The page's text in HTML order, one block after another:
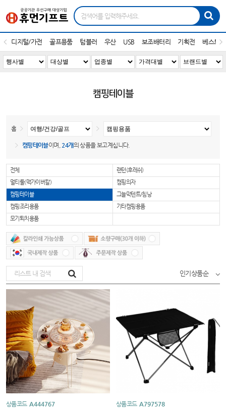
디지털/가전 골프용품 텀블러 우산 USB 보조배터리 기획전 베스트
캠핑테이블
홈
캠핑테이블이며, 24개의 상품을 보고계십니다.
전체
랜턴(후레쉬)
멀티툴(맥가이버칼)
캠핑의자
캠핑테이블
그늘막텐트/침낭
캠핑조리용품
기타캠핑용품
모기퇴치용품
인기상품순
상품코드 A444767 상품코드 A797578